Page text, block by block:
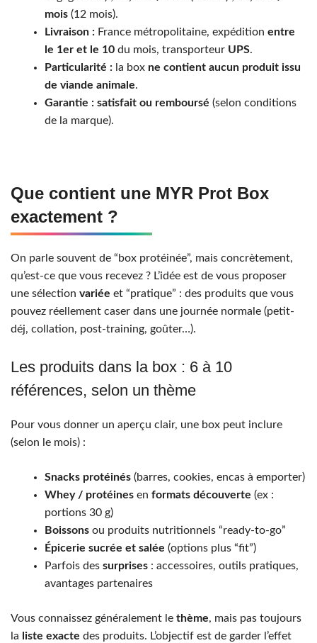
mois (12 mois).
Livraison : France métropolitaine, expédition entre
le 1er et le 10 du mois, transporteur UPS.
Particularité : la box ne contient aucun produit issu
de viande animale.
Garantie : satisfait ou remboursé (selon conditions
de la marque).
Que contient une MYR Prot Box
exactement ?
On parle souvent de “box protéinée”, mais concrètement,
qu’est-ce que vous recevez ? L’idée est de vous proposer
une sélection variée et “pratique” : des produits que vous
pouvez réellement caser dans une journée normale (petit-
déj, collation, post-training, goûter…).
Les produits dans la box : 6 à 10
références, selon un thème
Pour vous donner un aperçu clair, une box peut inclure
(selon le mois) :
Snacks protéinés (barres, cookies, encas à emporter)
Whey / protéines en formats découverte (ex :
portions 30 g)
Boissons ou produits nutritionnels “ready-to-go”
Épicerie sucrée et salée (options plus “fit”)
Parfois des surprises : accessoires, outils pratiques,
avantages partenaires
Vous connaissez généralement le thème, mais pas toujours
la liste exacte des produits. L’objectif est de garder l’effet